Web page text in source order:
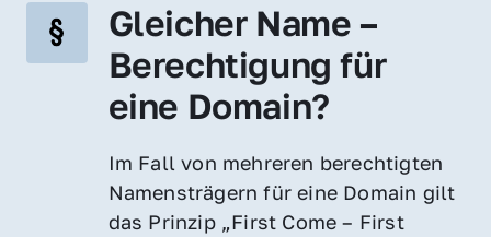
Gleicher Name –
Berechtigung für
eine Domain?
Im Fall von mehreren berechtigten
Namensträgern für eine Domain gilt
das Prinzip „First Come – First